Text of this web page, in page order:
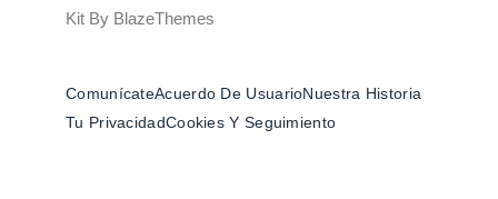
Kit By BlazeThemes
ComunícateAcuerdo De UsuarioNuestra Historia
Tu PrivacidadCookies Y Seguimiento